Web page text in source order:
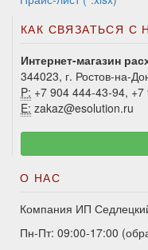
КАК СВЯЗАТЬСЯ С
Интернет-магазин
344023, г. Ростов-на-
P: +7 904 444-43-94,
E: zakaz@esolution.ru
О НАС
Компания ИП
Пн-Пт: 09:00-17:00